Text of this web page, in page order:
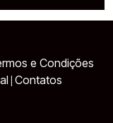
e Condições
Contatos